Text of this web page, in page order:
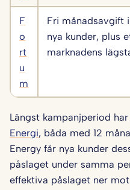
F
o
rt
u
m
Fri månadsavgift
nya kunder, plus
marknadens
Längst kampanjperiod har
Energi, båda med 12
Energy får nya kunder
påslaget under samma
effektiva påslaget ner